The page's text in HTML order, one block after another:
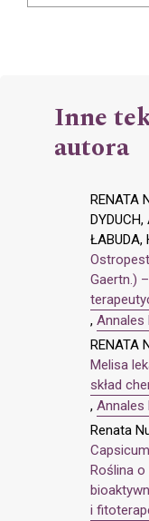
Inne
autora
RENATA
ŁABUDA,
Gaertn.)
, Annales
RENATA
Melisa
skład
, Annales
Renata
Roślina
i